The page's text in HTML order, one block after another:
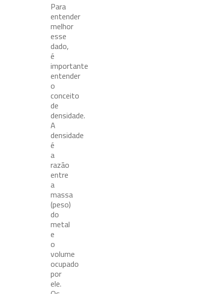
Para
entender
melhor
esse
dado,
é
importante
entender
o
conceito
de
densidade.
A
densidade
é
a
razão
entre
a
massa
(peso)
do
metal
e
o
volume
ocupado
por
ele.